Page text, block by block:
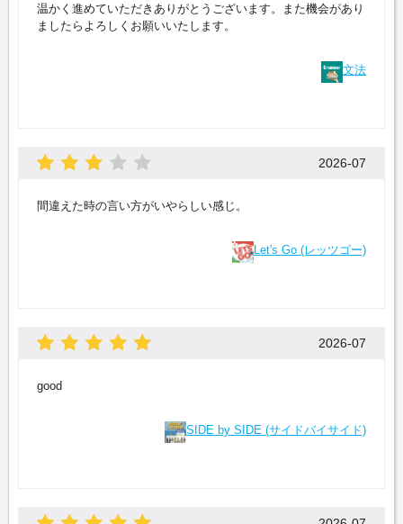
温かく進めていただきありがとうございます。また機会があり
ましたらよろしくお願いいたします。
文法
2026-07
間違えた時の言い方がいやらしい感じ。
Let's Go (レッツゴー)
2026-07
good
SIDE by SIDE (サイドバイサイド)